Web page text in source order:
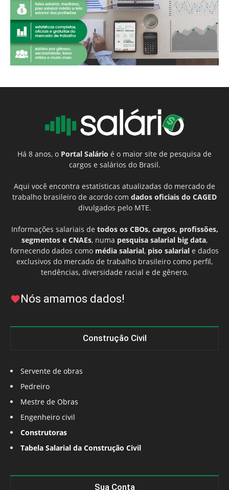
Há 8 anos, o Portal Salário é o maior site de pesquisa de
cargos e salários do Brasil.
Aqui você encontra estatísticas atualizadas do mercado de
trabalho brasileiro de acordo com dados oficiais do CAGED
divulgados pelo MTE.
Informações salariais de todos os CBOs, cargos, profissões,
segmentos e CNAEs, numa pesquisa salarial big data,
fornecendo dados como média salarial, piso salarial e dados
exclusivos do mercado de trabalho brasileiro como perfil,
tendências, diversidade racial e de gênero.
Nós amamos dados!
Construção Civil
Servente de obras
Pedreiro
Mestre de Obras
Engenheiro civil
Construtoras
Tabela Salarial da Construção Civil
Sua Conta